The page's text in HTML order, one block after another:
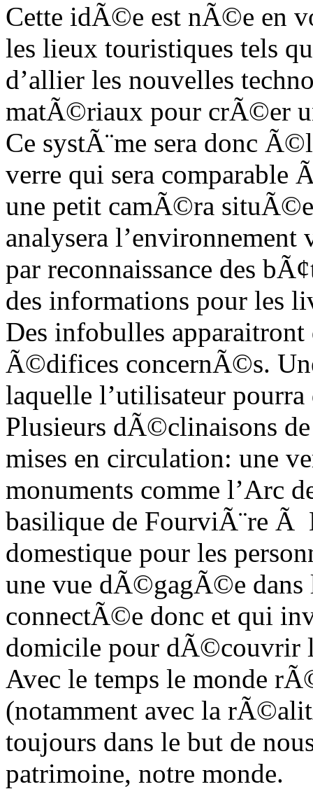
Cette idÃ©e est nÃ©e en
les lieux touristiques tels
d’allier les nouvelles
matÃ©riaux pour crÃ©er
Ce systÃ¨me sera donc
verre qui sera comparable
une petit camÃ©ra
analysera
par reconnaissance des
des informations pour les
Des infobulles
Ã©difices concernÃ©s.
laquelle l’utilisateur
Plusieurs dÃ©clinaisons
mises en circulation: une
monuments comme l’Arc
basilique de FourviÃ¨re
domestique pour les
une vue dÃ©gagÃ©e dans
connectÃ©e donc et qui
domicile pour dÃ©couvrir
Avec le temps le monde
(notamment avec la
toujours dans le but de
patrimoine, notre monde.